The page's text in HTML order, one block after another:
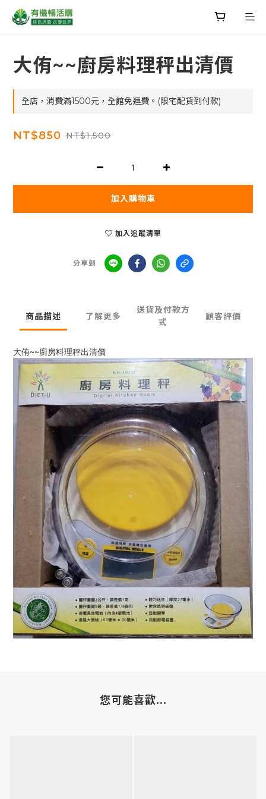
大侑~~廚房料理秤出清價
全店，消費滿1500元，全館免運費。(限宅配貨到付款)
NT$850 NT$1,500
加入購物車
加入追蹤清單
分享到
商品描述 了解更多
送貨及付款方
式
顧客評價
大侑~~廚房料理秤出清價
您可能喜歡...